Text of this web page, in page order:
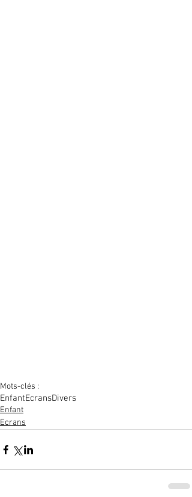
Mots-clés :
EnfantEcransDivers
Enfant
Ecrans